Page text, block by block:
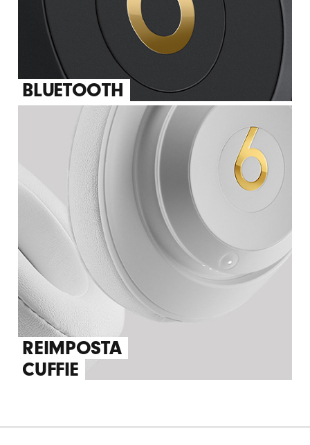
BLUETOOTH
REIMPOSTA
CUFFIE